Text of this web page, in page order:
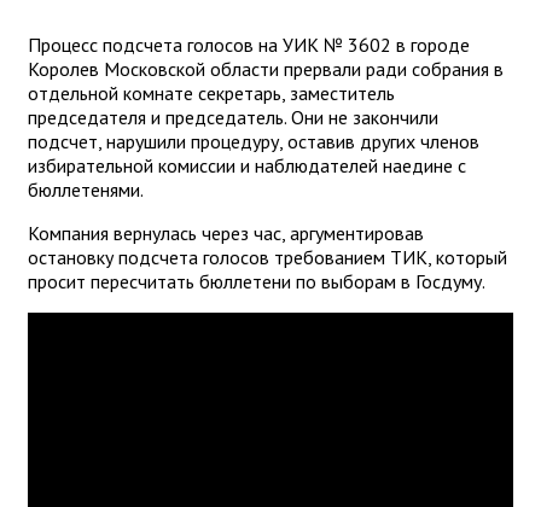
Процесс подсчета голосов на УИК № 3602 в городе
Королев Московской области прервали ради собрания в
отдельной комнате секретарь, заместитель
председателя и председатель. Они не закончили
подсчет, нарушили процедуру, оставив других членов
избирательной комиссии и наблюдателей наедине с
бюллетенями.
Компания вернулась через час, аргументировав
остановку подсчета голосов требованием ТИК, который
просит пересчитать бюллетени по выборам в Госдуму.